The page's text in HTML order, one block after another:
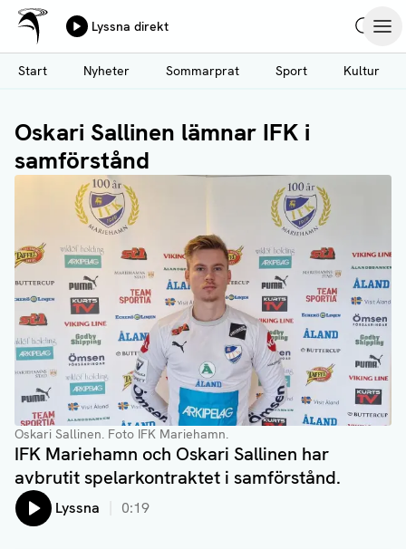
Hoppa
till
huvudinnehåll
Ålands Radio & TV
Lyssna direkt
Start
Nyheter Sommarprat Sport Kultur
Oskari Sallinen lämnar IFK i
samförstånd
Oskari Sallinen. Foto IFK Mariehamn.
IFK Mariehamn och Oskari Sallinen har
avbrutit spelarkontraktet i samförstånd.
Lyssna 0:19